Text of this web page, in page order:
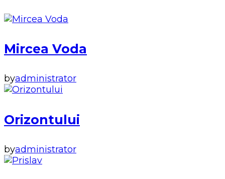
Mircea Voda
byadministrator
Orizontului
byadministrator